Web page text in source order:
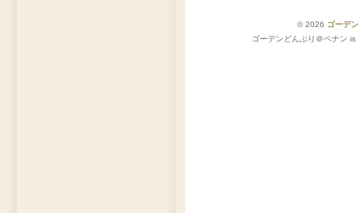
© 2026 ゴーデ
ゴーデンどんぶり＠ペナン